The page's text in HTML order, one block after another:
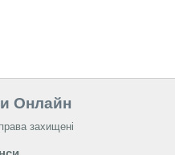
Онлайн
захищені